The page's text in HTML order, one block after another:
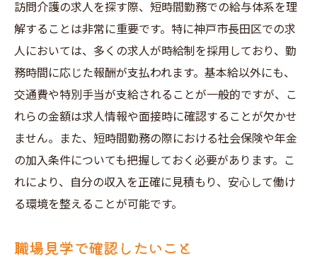
訪問介護の求人を探す際、短時間勤務での給与体系を理
解することは非常に重要です。特に神戸市長田区での求
人においては、多くの求人が時給制を採用しており、勤
務時間に応じた報酬が支払われます。基本給以外にも、
交通費や特別手当が支給されることが一般的ですが、こ
れらの金額は求人情報や面接時に確認することが欠かせ
ません。また、短時間勤務の際における社会保険や年金
の加入条件についても把握しておく必要があります。こ
れにより、自分の収入を正確に見積もり、安心して働け
る環境を整えることが可能です。
職場見学で確認したいこと